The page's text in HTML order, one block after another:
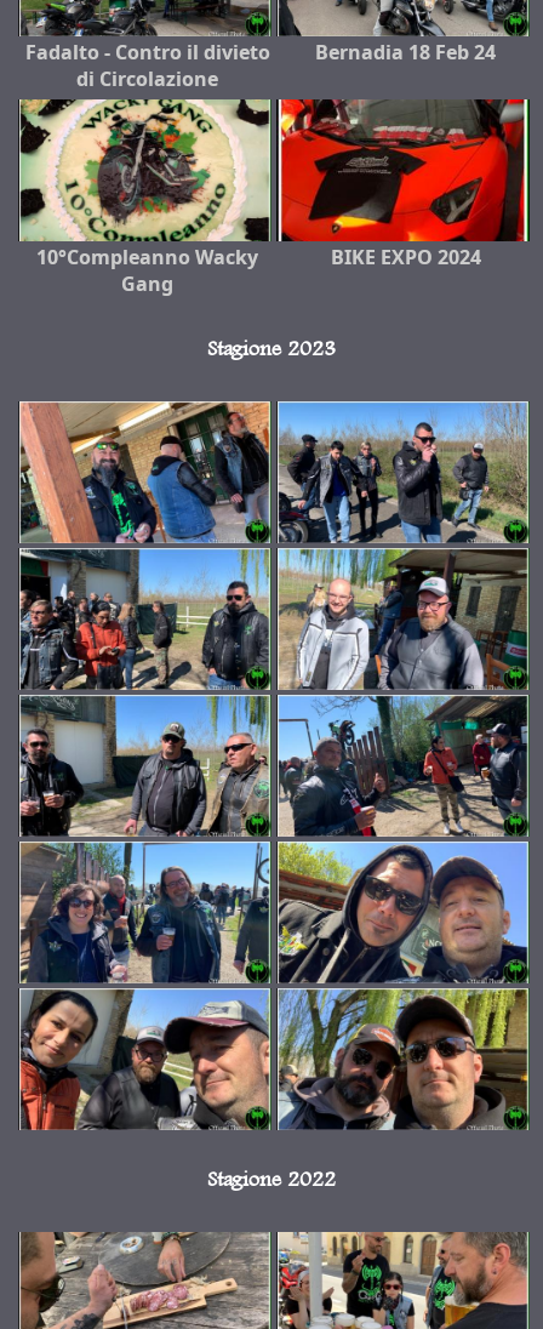
Fadalto - Contro il divieto
di Circolazione
Bernadia 18 Feb 24
10°Compleanno Wacky
Gang
BIKE EXPO 2024
Stagione 2023
Stagione 2022